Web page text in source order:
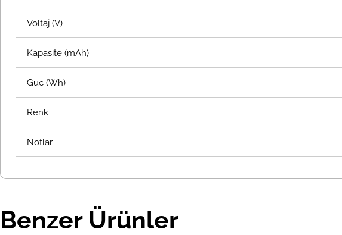
Voltaj (V)
Kapasite (mAh)
Güç (Wh)
Renk
Notlar
Benzer Ürünler